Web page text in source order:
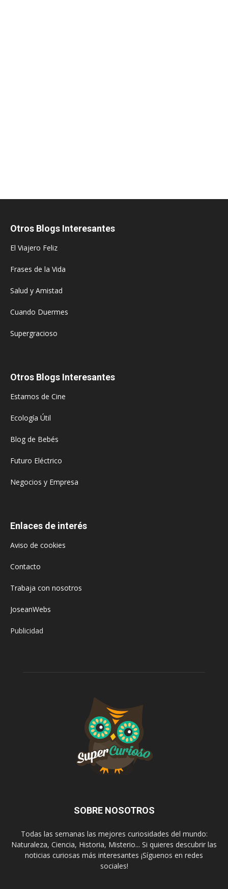
Otros Blogs Interesantes
El Viajero Feliz
Frases de la Vida
Salud y Amistad
Cuando Duermes
Supergracioso
Otros Blogs Interesantes
Estamos de Cine
Ecología Útil
Blog de Bebés
Futuro Eléctrico
Negocios y Empresa
Enlaces de interés
Aviso de cookies
Contacto
Trabaja con nosotros
JoseanWebs
Publicidad
SOBRE NOSOTROS
Todas las semanas las mejores curiosidades del mundo:
Naturaleza, Ciencia, Historia, Misterio... Si quieres descubrir las
noticias curiosas más interesantes ¡Síguenos en redes
sociales!